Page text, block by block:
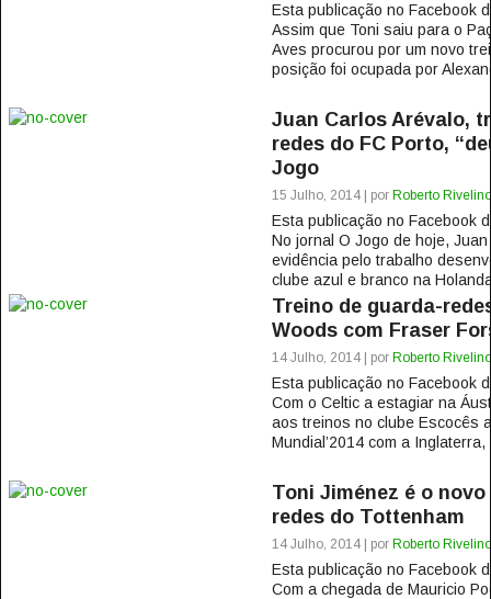
Esta publicação no Facebook
Assim que Toni saiu para o
Aves procurou por um novo
posição foi ocupada por
Juan Carlos Arévalo,
redes do FC Porto,
Jogo
15 Julho, 2014 | por Roberto Rivelino
Esta publicação no Facebook
No jornal O Jogo de hoje,
evidência pelo trabalho
clube azul e branco na
Treino de guarda-
Woods com Fraser
14 Julho, 2014 | por Roberto Rivelino
Esta publicação no Facebook
Com o Celtic a estagiar na
aos treinos no clube Escocês
Mundial’2014 com a
Toni Jiménez é o
redes do Tottenham
14 Julho, 2014 | por Roberto Rivelino
Esta publicação no Facebook
Com a chegada de Mauricio